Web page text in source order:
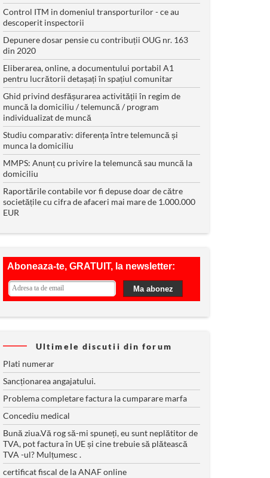
Control ITM in domeniul transporturilor - ce au
descoperit inspectorii
Depunere dosar pensie cu contribuții OUG nr. 163
din 2020
Eliberarea, online, a documentului portabil A1
pentru lucrătorii detașați în spațiul comunitar
Ghid privind desfășurarea activității în regim de
muncă la domiciliu / telemuncă / program
individualizat de muncă
Studiu comparativ: diferența între telemuncă și
munca la domiciliu
MMPS: Anunț cu privire la telemuncă sau muncă la
domiciliu
Raportările contabile vor fi depuse doar de către
societățile cu cifra de afaceri mai mare de 1.000.000
EUR
Ultimele discutii din forum
Plati numerar
Sancționarea angajatului.
Problema completare factura la cumparare marfa
Concediu medical
Bună ziua.Vă rog să-mi spuneți, eu sunt neplătitor de
TVA, pot factura în UE și cine trebuie să plătească
TVA -ul? Mulțumesc .
certificat fiscal de la ANAF online